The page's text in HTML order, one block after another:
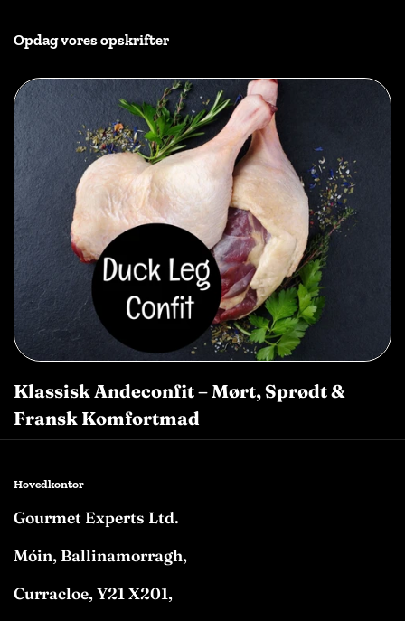
Opdag vores opskrifter
Klassisk Andeconfit – Mørt, Sprødt &
Fransk Komfortmad
Hovedkontor
Gourmet Experts Ltd.
Móin, Ballinamorragh,
Curracloe, Y21 X201,